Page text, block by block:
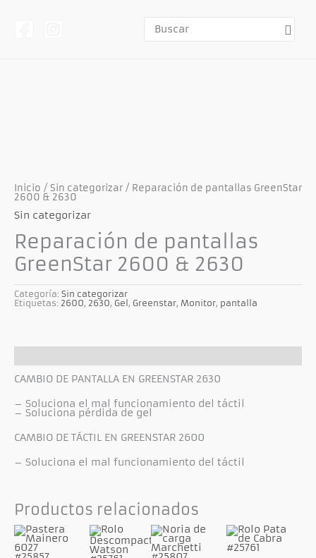
Buscar
por:
Inicio / Sin categorizar / Reparación de pantallas GreenStar
2600 & 2630
Sin categorizar
Reparación de pantallas
GreenStar 2600 & 2630
Categoría: Sin categorizar
Etiquetas: 2600, 2630, Gel , Greenstar, Monitor, pantalla
CAMBIO DE PANTALLA EN GREENSTAR 2630
– Soluciona el mal funcionamiento del táctil
– Soluciona pérdida de gel
CAMBIO DE TÁCTIL EN GREENSTAR 2600
– Soluciona el mal funcionamiento del táctil
Productos relacionados